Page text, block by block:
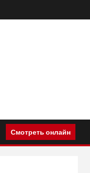
Смотреть онлайн